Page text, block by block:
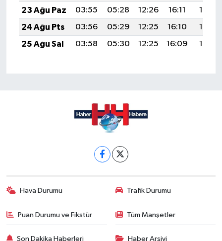
23 Ağu Paz
03:55 05:28 12:26 16:11
19:13
24 Ağu Pts
03:56 05:29 12:25 16:10
19:12
25 Ağu Sal
03:58 05:30 12:25 16:09 19:10
Hava Durumu Trafik Durumu
Puan Durumu ve Fikstür Tüm Manşetler
Son Dakika Haberleri Haber Arşivi